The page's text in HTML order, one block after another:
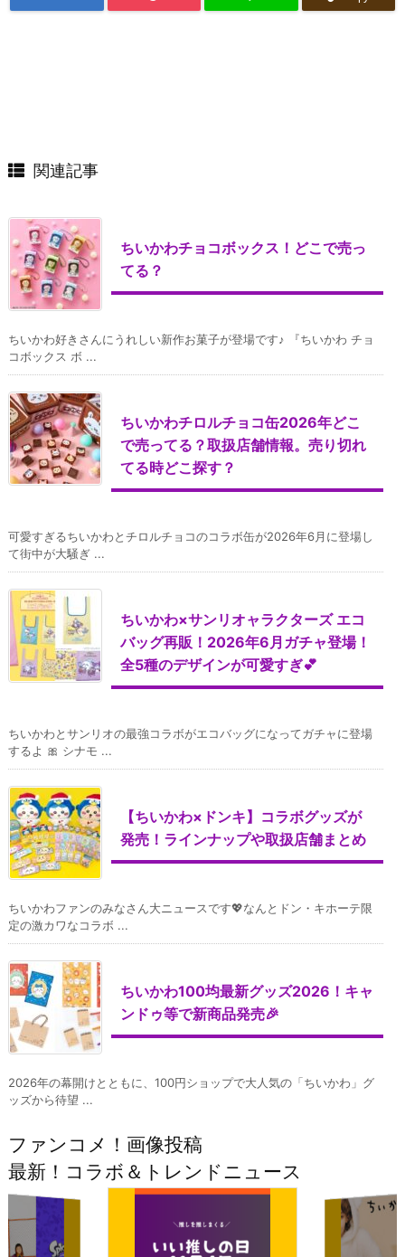
関連記事
ちいかわチョコボックス！どこで売っ
てる？
ちいかわ好きさんにうれしい新作お菓子が登場です♪ 『ちいかわ チョ
コボックス ボ ...
ちいかわチロルチョコ缶2026年どこ
で売ってる？取扱店舗情報。売り切れ
てる時どこ探す？
可愛すぎるちいかわとチロルチョコのコラボ缶が2026年6月に登場し
て街中が大騒ぎ ...
ちいかわ×サンリオャラクターズ エコ
バッグ再販！2026年6月ガチャ登場！
全5種のデザインが可愛すぎ💕
ちいかわとサンリオの最強コラボがエコバッグになってガチャに登場
するよ 🎀 シナモ ...
【ちいかわ×ドンキ】コラボグッズが
発売！ラインナップや取扱店舗まとめ
ちいかわファンのみなさん大ニュースです💖なんとドン・キホーテ限
定の激カワなコラボ ...
ちいかわ100均最新グッズ2026！キャ
ンドゥ等で新商品発売🎉
2026年の幕開けとともに、100円ショップで大人気の「ちいかわ」グ
ッズから待望 ...
ファンコメ！画像投稿
最新！コラボ＆トレンドニュース